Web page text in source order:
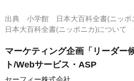
出典 小学館 日本大百科全書(ニッポ
日本大百科全書(ニッポニカ)について
マーケティング企画「リーダー
ト/Webサービス・ASP
セーフィー株式会社